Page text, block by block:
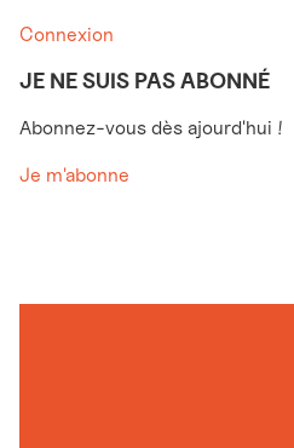
Connexion
JE NE SUIS PAS ABONNÉ
Abonnez-vous dès ajourd'hui !
Je m'abonne